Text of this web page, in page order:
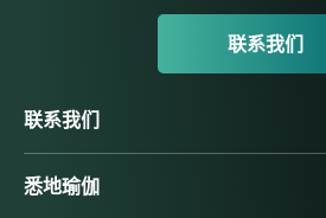
联系我们
联系我们
悉地瑜伽